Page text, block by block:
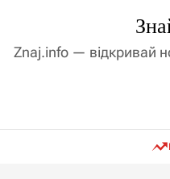
д
Znaj.info — відкривай